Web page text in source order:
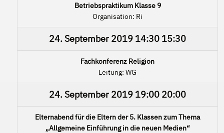
Betriebspraktikum Klasse 9
Organisation: Ri
24. September 2019 14:30 15:30
Fachkonferenz Religion
Leitung: WG
24. September 2019 19:00 20:00
Elternabend für die Eltern der 5. Klassen zum Thema
„Allgemeine Einführung in die neuen Medien“